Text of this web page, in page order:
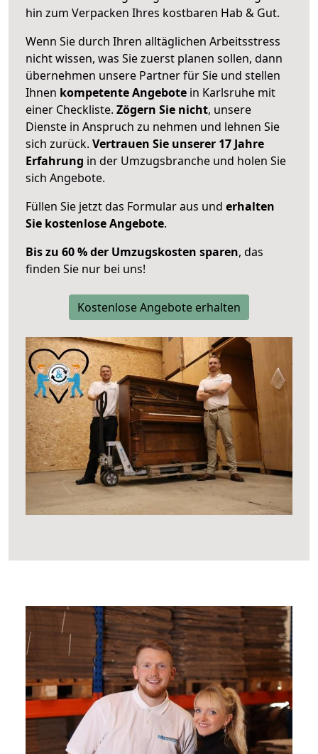
hin zum Verpacken Ihres kostbaren Hab & Gut.
Wenn Sie durch Ihren alltäglichen Arbeitsstress
nicht wissen, was Sie zuerst planen sollen, dann
übernehmen unsere Partner für Sie und stellen
Ihnen kompetente Angebote in Karlsruhe mit
einer Checkliste. Zögern Sie nicht, unsere
Dienste in Anspruch zu nehmen und lehnen Sie
sich zurück. Vertrauen Sie unserer 17 Jahre
Erfahrung in der Umzugsbranche und holen Sie
sich Angebote.
Füllen Sie jetzt das Formular aus und erhalten
Sie kostenlose Angebote.
Bis zu 60 % der Umzugskosten sparen, das
finden Sie nur bei uns!
Kostenlose Angebote erhalten